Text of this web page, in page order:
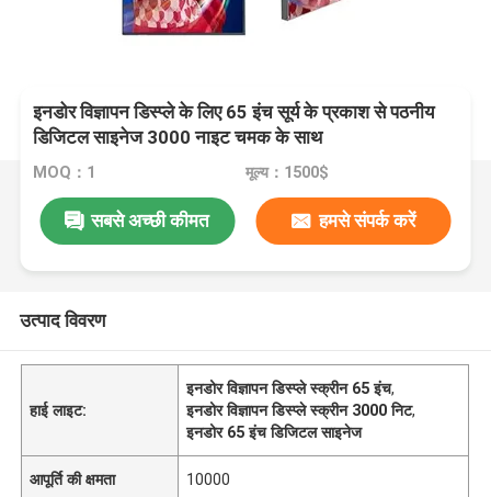
इनडोर विज्ञापन डिस्प्ले के लिए 65 इंच सूर्य के प्रकाश से पठनीय
डिजिटल साइनेज 3000 नाइट चमक के साथ
MOQ：1 मूल्य：1500$
सबसे अच्छी कीमत हमसे संपर्क करें
उत्पाद विवरण
हाई लाइट:
इनडोर विज्ञापन डिस्प्ले स्क्रीन 65 इंच,
इनडोर विज्ञापन डिस्प्ले स्क्रीन 3000 निट,
इनडोर 65 इंच डिजिटल साइनेज
आपूर्ति की क्षमता 10000